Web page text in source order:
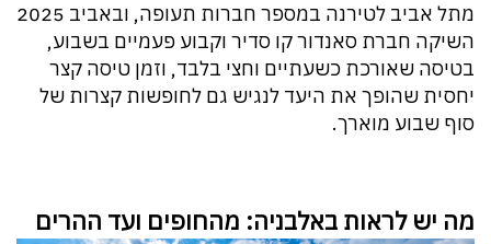
מתל אביב לטירנה במספר חברות תעופה, ובאביב 2025
השיקה חברת סאנדור קו סדיר וקבוע פעמיים בשבוע,
בטיסה שאורכת כשעתיים וחצי בלבד, וזמן טיסה קצר
יחסית שהופך את היעד לנגיש גם לחופשות קצרות של
סוף שבוע מוארך.
מה יש לראות באלבניה: מהחופים ועד ההרים